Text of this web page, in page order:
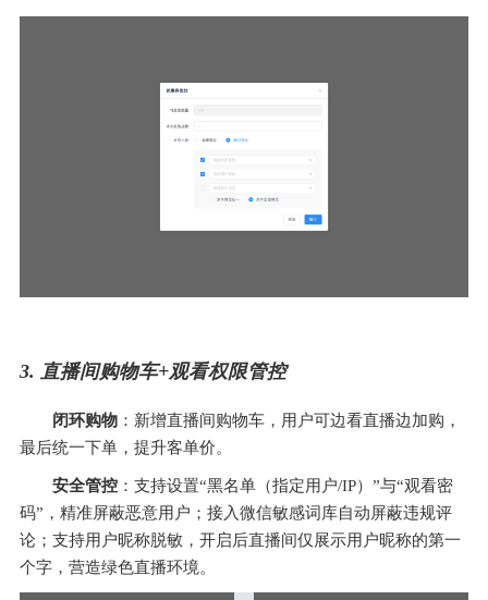
3. 直播间购物车+观看权限管控
闭环购物 ：新增直播间购物车，用户可边看直播边加购，
最后统一下单，提升客单价。
安全管控 ：支持设置“黑名单（指定用户/IP）”与“观看密
码”，精准屏蔽恶意用户；接入微信敏感词库自动屏蔽违规评
论；支持用户昵称脱敏，开启后直播间仅展示用户昵称的第一
个字，营造绿色直播环境。